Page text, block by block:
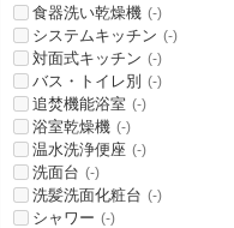
食器洗い乾燥機 (-)
システムキッチン (-)
対面式キッチン (-)
バス・トイレ別 (-)
追焚機能浴室 (-)
浴室乾燥機 (-)
温水洗浄便座 (-)
洗面台 (-)
洗髪洗面化粧台 (-)
シャワー (-)